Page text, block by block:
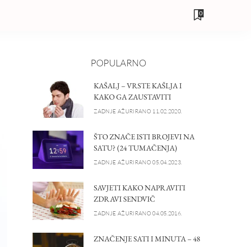
0
POPULARNO
KAŠALJ – VRSTE KAŠLJA I
KAKO GA ZAUSTAVITI
ZADNJE AŽURIRANO 11.02.2020.
ŠTO ZNAČE ISTI BROJEVI NA
SATU? (24 TUMAČENJA)
ZADNJE AŽURIRANO 05.04.2023.
SAVJETI KAKO NAPRAVITI
ZDRAVI SENDVIČ
ZADNJE AŽURIRANO 04.05.2016.
ZNAČENJE SATI I MINUTA – 48